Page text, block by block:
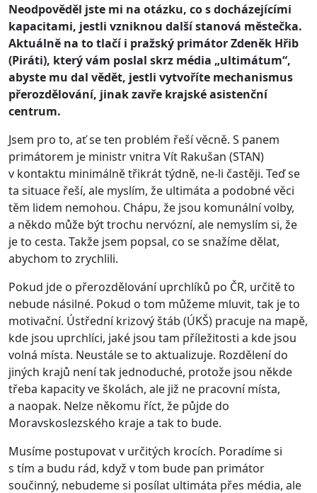
Neodpověděl jste mi na otázku, co s docházejícími
kapacitami, jestli vzniknou další stanová městečka.
Aktuálně na to tlačí i pražský primátor Zdeněk Hřib
(Piráti), který vám poslal skrz média „ultimátum“,
abyste mu dal vědět, jestli vytvoříte mechanismus
přerozdělování, jinak zavře krajské asistenční
centrum.
Jsem pro to, ať se ten problém řeší věcně. S panem
primátorem je ministr vnitra Vít Rakušan (STAN)
v kontaktu minimálně třikrát týdně, ne-li častěji. Teď se
ta situace řeší, ale myslím, že ultimáta a podobné věci
těm lidem nemohou. Chápu, že jsou komunální volby,
a někdo může být trochu nervózní, ale nemyslím si, že
je to cesta. Takže jsem popsal, co se snažíme dělat,
abychom to zrychlili.
Pokud jde o přerozdělování uprchlíků po ČR, určitě to
nebude násilné. Pokud o tom můžeme mluvit, tak je to
motivační. Ústřední krizový štáb (ÚKŠ) pracuje na mapě,
kde jsou uprchlíci, jaké jsou tam příležitosti a kde jsou
volná místa. Neustále se to aktualizuje. Rozdělení do
jiných krajů není tak jednoduché, protože jsou někde
třeba kapacity ve školách, ale již ne pracovní místa,
a naopak. Nelze někomu říct, že půjde do
Moravskoslezského kraje a tak to bude.
Musíme postupovat v určitých krocích. Poradíme si
s tím a budu rád, když v tom bude pan primátor
součinný, nebudeme si posílat ultimáta přes média, ale